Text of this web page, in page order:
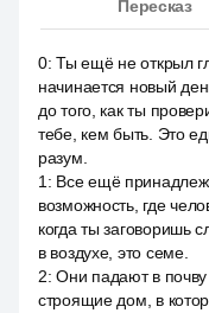
Пересказ
0:Ты ещё не открыл
начинается новый
до того, как ты
тебе, кем быть. Это
разум.
1 : Все ещё
возможность, где
когда ты заговоришь
в воздухе, это семе.
2:Они падают в почву
строящие дом, в